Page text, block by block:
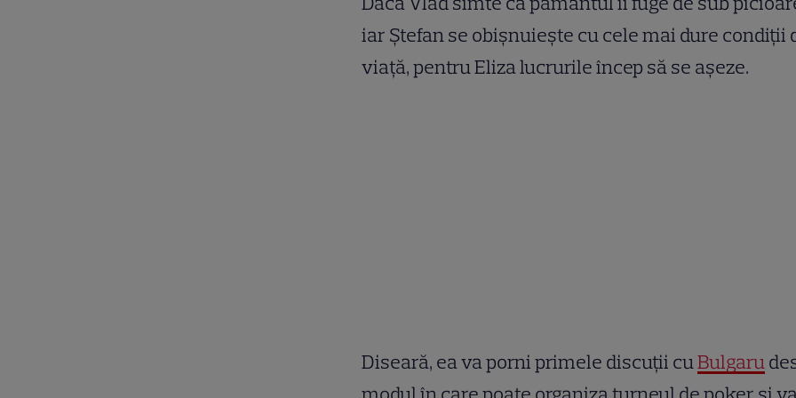
iar Ștefan se obișnuiește cu cele mai dure condiții
viață, pentru Eliza lucrurile încep să se așeze.
Diseară, ea va porni primele discuții cuBulgaru